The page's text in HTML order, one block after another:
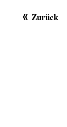
Zurück